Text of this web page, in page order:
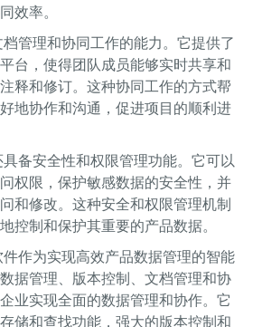
效率。
管理和协同工作的能力。它提供了
台，使得团队成员能够实时共享和
释和修订。这种协同工作的方式帮
地协作和沟通，促进项目的顺利进
备安全性和权限管理功能。它可以
权限，保护敏感数据的安全性，并
和修改。这种安全和权限管理机制
控制和保护其重要的产品数据。
作为实现高效产品数据管理的智能
据管理、版本控制、文档管理和协
业实现全面的数据管理和协作。它
储和查找功能，强大的版本控制和